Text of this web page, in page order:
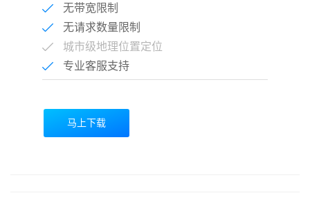
无带宽限制
无请求数量限制
城市级地理位置定位
专业客服支持
马上下载